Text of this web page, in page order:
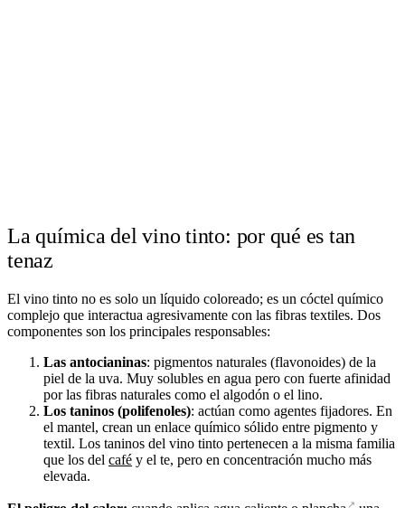
La química del vino tinto: por qué es tan
tenaz
El vino tinto no es solo un líquido coloreado; es un cóctel químico
complejo que interactua agresivamente con las fibras textiles. Dos
componentes son los principales responsables:
Las antocianinas: pigmentos naturales (flavonoides) de la
piel de la uva. Muy solubles en agua pero con fuerte afinidad
por las fibras naturales como el algodón o el lino.
Los taninos (polifenoles): actúan como agentes fijadores. En
el mantel, crean un enlace químico sólido entre pigmento y
textil. Los taninos del vino tinto pertenecen a la misma familia
que los del café y el te, pero en concentración mucho más
elevada.
↗